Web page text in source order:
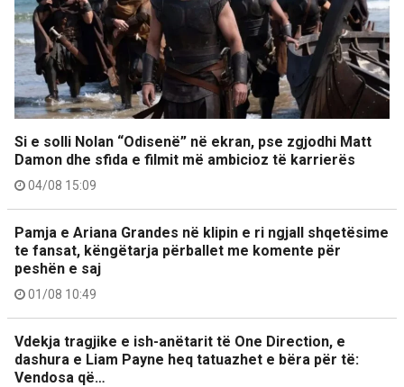
Si e solli Nolan “Odisenë” në ekran, pse zgjodhi Matt
Damon dhe sfida e filmit më ambicioz të karrierës
04/08 15:09
Pamja e Ariana Grandes në klipin e ri ngjall shqetësime
te fansat, këngëtarja përballet me komente për
peshën e saj
01/08 10:49
Vdekja tragjike e ish-anëtarit të One Direction, e
dashura e Liam Payne heq tatuazhet e bëra për të:
Vendosa që…